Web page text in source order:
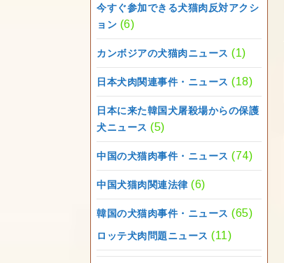
今すぐ参加できる犬猫肉反対アクシ
ョン (6)
カンボジアの犬猫肉ニュース (1)
日本犬肉関連事件・ニュース (18)
日本に来た韓国犬屠殺場からの保護
犬ニュース (5)
中国の犬猫肉事件・ニュース (74)
中国犬猫肉関連法律(6)
韓国の犬猫肉事件・ニュース (65)
ロッテ犬肉問題ニュース (11)